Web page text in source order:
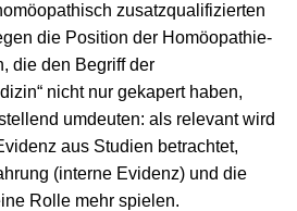
zusatzqualifizierten
die Position der Homöopathie-
die den Begriff der
nicht nur gekapert haben,
umdeuten: als relevant wird
aus Studien betrachtet,
(interne Evidenz) und die
Rolle mehr spielen.